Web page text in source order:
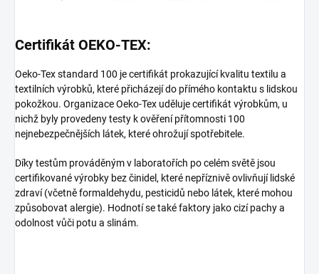
Certifikát OEKO-TEX:
Oeko-Tex standard 100 je certifikát prokazující kvalitu textilu a
textilních výrobků, které přicházejí do přímého kontaktu s lidskou
pokožkou. Organizace Oeko-Tex uděluje certifikát výrobkům, u
nichž byly provedeny testy k ověření přítomnosti 100
nejnebezpečnějších látek, které ohrožují spotřebitele.
Díky testům prováděným v laboratořích po celém světě jsou
certifikované výrobky bez činidel, které nepříznivě ovlivňují lidské
zdraví (včetně formaldehydu, pesticidů nebo látek, které mohou
způsobovat alergie). Hodnotí se také faktory jako cizí pachy a
odolnost vůči potu a slinám.